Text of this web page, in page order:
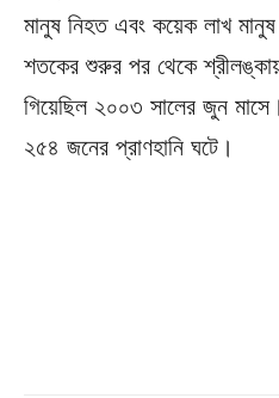
মানুষ নিহত এবং কয়েক লাখ
শতকের শুরুর পর থেকে শ্রীলঙ্কায়
গিয়েছিল ২০০৩ সালের জুন
২৫৪ জনের প্রাণহানি ঘটে।